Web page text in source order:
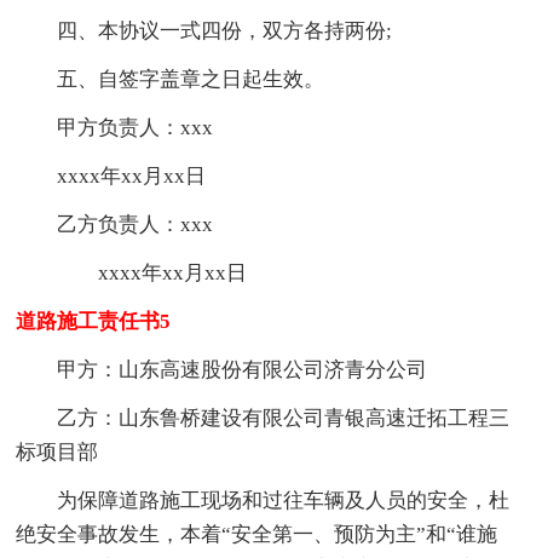
四、本协议一式四份，双方各持两份;
五、自签字盖章之日起生效。
甲方负责人：xxx
xxxx年xx月xx日
乙方负责人：xxx
xxxx年xx月xx日
道路施工责任书5
甲方：山东高速股份有限公司济青分公司
乙方：山东鲁桥建设有限公司青银高速迁拓工程三
标项目部
为保障道路施工现场和过往车辆及人员的安全，杜
绝安全事故发生，本着“安全第一、预防为主”和“谁施